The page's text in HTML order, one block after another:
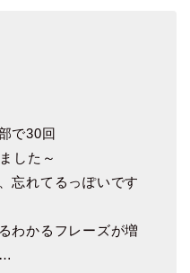
で30回
した～
忘れてるっぽいです
わかるフレーズが増